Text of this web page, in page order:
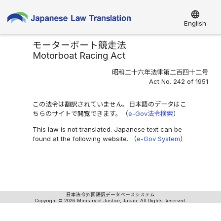
language
English
モーターボート競走法
Motorboat Racing Act
昭和二十六年法律第二百四十二号
Act No. 242 of 1951
この法令は翻訳されていません。日本語のデータはこ
ちらのサイトで閲覧できます。（e-Gov法令検索）
This law is not translated. Japanese text can be
found at the following website. （e-Gov System）
日本法令外国語訳データベースシステム
Copyright © 2026 Ministry of Justice, Japan. All Rights Reserved.